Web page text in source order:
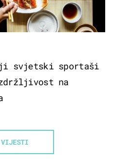
svjetski sportaši
na